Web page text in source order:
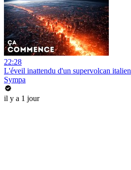
22:28
L'éveil inattendu d'un supervolcan italien
Sympa
il y a 1 jour